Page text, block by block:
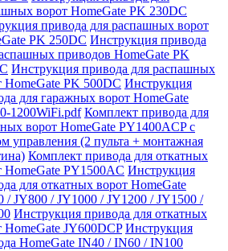
ворот HomeGate PK 230DC
привода для распашных ворот
PK 250DC Инструкция привода
приводов HomeGate PK
Инструкция привода для распашных
HomeGate PK 500DC Инструкция
для гаражных ворот HomeGate
1200WiFi.pdf Комплект привода для
ворот HomeGate PY1400ACP с
управления (2 пульта + монтажная
Комплект привода для откатных
HomeGate PY1500AC Инструкция
для откатных ворот HomeGate
/ JY800 / JY1000 / JY1200 / JY1500 /
Инструкция привода для откатных
HomeGate JY600DCP Инструкция
HomeGate IN40 / IN60 / IN100